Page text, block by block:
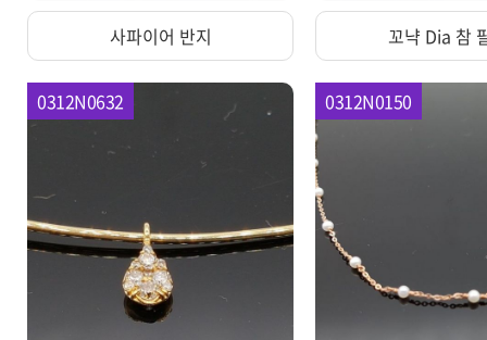
사파이어 반지 꼬냑 Dia 참
0312N0632 0312N0150